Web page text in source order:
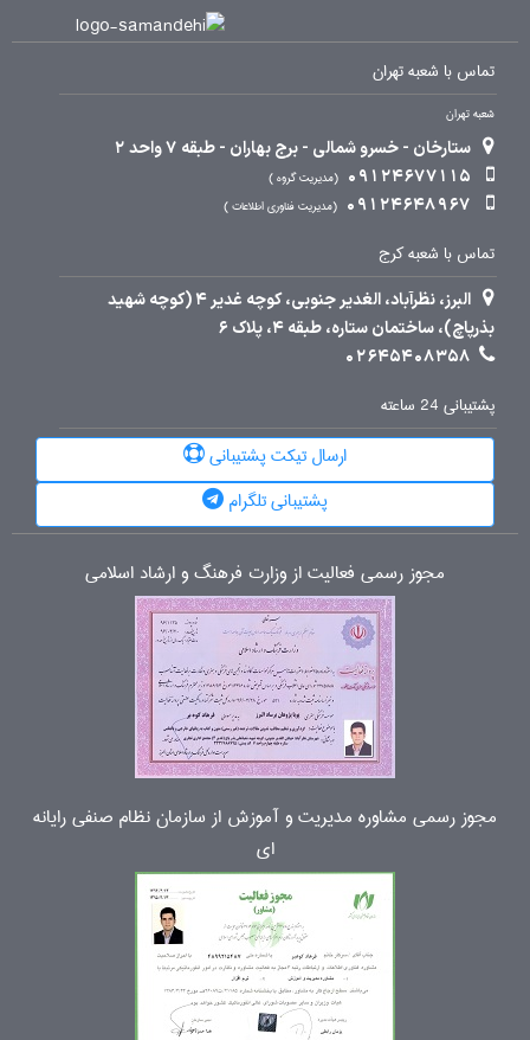
تماس با شعبه تهران
شعبه تهران
ستارخان - خسرو شمالی - برج بهاران - طبقه 7 واحد 2
09124677115
مدیریت گروه
09124648967 مدیریت فناوری اطلاعات
تماس با شعبه کرج
البرز، نظرآباد، الغدیر جنوبی، کوچه غدیر 4 (کوچه شهید
بذرپاچ)، ساختمان ستاره، طبقه 4، پلاک 6
02645408358
پشتیبانی 24 ساعته
ارسال تیکت پشتیبانی
پشتیبانی تلگرام
مجوز رسمی فعالیت از وزارت فرهنگ و ارشاد اسلامی
مجوز رسمی مشاوره مدیریت و آموزش از سازمان نظام صنفی رایانه
ای